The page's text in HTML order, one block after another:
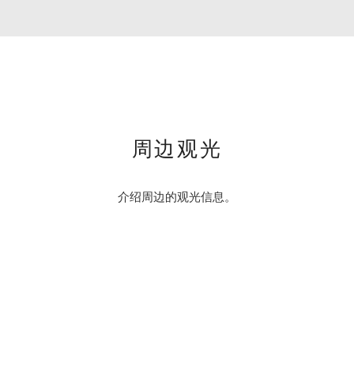
周边观光
介绍周边的观光信息。